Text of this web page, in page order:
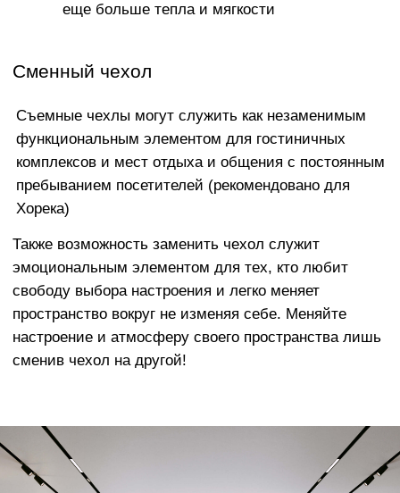
неприятного и электризующегося
элитных обивочных материалов
Европейского производства.
Наши материалы разработаны с учетом
менять, стирать в машине, они
отличаются долговечным качеством и
исключительной мягкостью
ОСТАЛИСЬ ВОПРОСЫ?